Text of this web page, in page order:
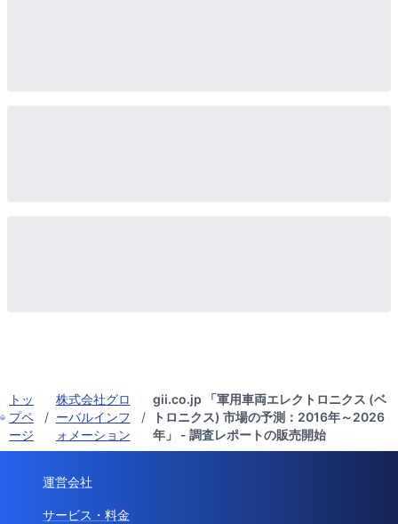
トッ
プペ
ージ
/
株式会社グロ
ーバルインフ
ォメーション
/
gii.co.jp 「軍用車両エレクトロニクス (ベ
トロニクス) 市場の予測：2016年～2026
年」 - 調査レポートの販売開始
運営会社
サービス・料金